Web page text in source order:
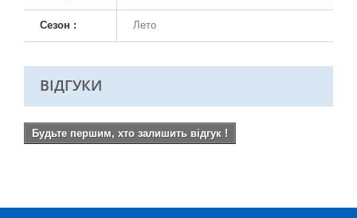
Сезон : Лето
ВІДГУКИ
Будьте першим, хто залишить відгук !